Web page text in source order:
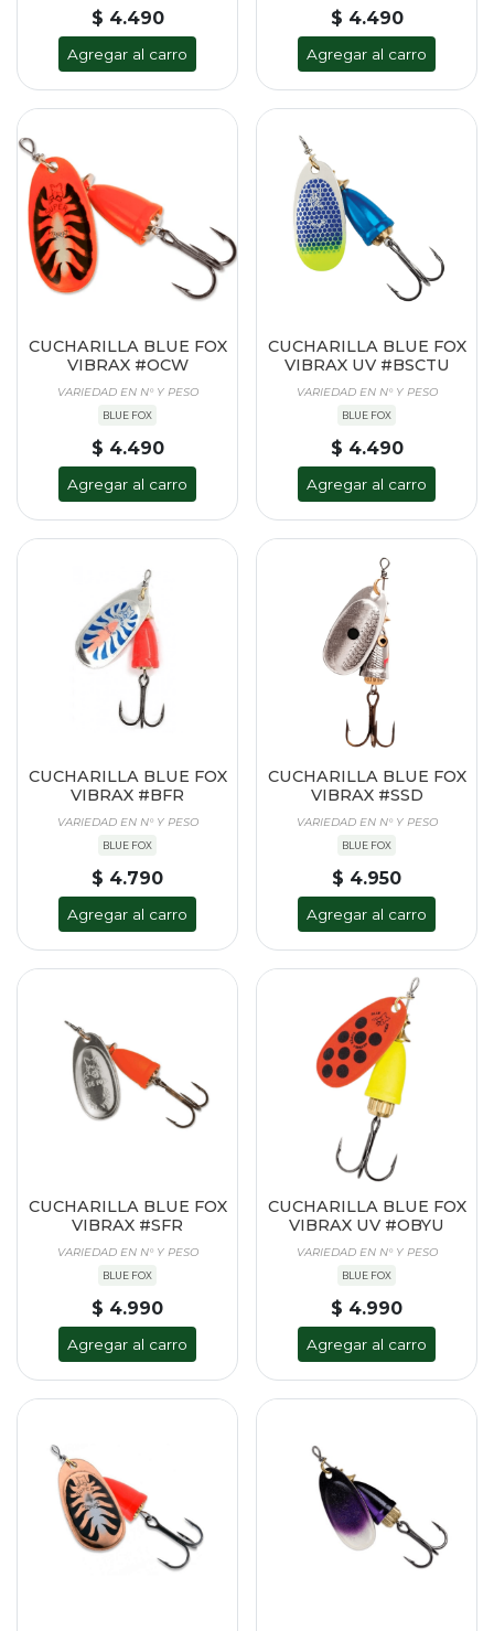
$ 4.490
Agregar al carro
$ 4.490
Agregar al carro
CUCHARILLA BLUE FOX
VIBRAX #OCW
VARIEDAD EN N° Y PESO
BLUE FOX
$ 4.490
Agregar al carro
CUCHARILLA BLUE FOX
VIBRAX UV #BSCTU
VARIEDAD EN N° Y PESO
BLUE FOX
$ 4.490
Agregar al carro
CUCHARILLA BLUE FOX
VIBRAX #BFR
VARIEDAD EN N° Y PESO
BLUE FOX
$ 4.790
Agregar al carro
CUCHARILLA BLUE FOX
VIBRAX #SSD
VARIEDAD EN N° Y PESO
BLUE FOX
$ 4.950
Agregar al carro
CUCHARILLA BLUE FOX
VIBRAX #SFR
VARIEDAD EN N° Y PESO
BLUE FOX
$ 4.990
Agregar al carro
CUCHARILLA BLUE FOX
VIBRAX UV #OBYU
VARIEDAD EN N° Y PESO
BLUE FOX
$ 4.990
Agregar al carro